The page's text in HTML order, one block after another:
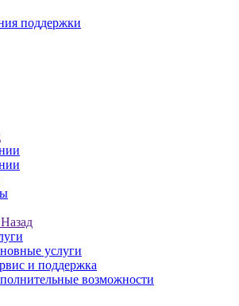
поддержки
Назад
услуги
и поддержка
возможности